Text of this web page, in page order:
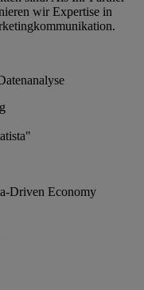
wir Expertise in
Driven Economy